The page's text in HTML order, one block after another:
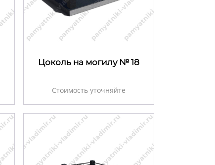
Цоколь на могилу № 18
Стоимость уточняйте